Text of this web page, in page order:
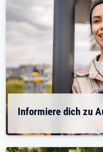
Informiere dich zu